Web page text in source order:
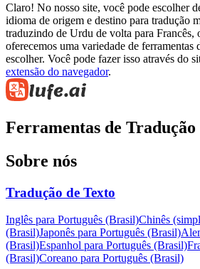
Claro! No nosso site, você pode escolher
idioma de origem e destino para tradução
traduzindo de Urdu de volta para Francês,
oferecemos uma variedade de ferramentas
escolher. Você pode fazer isso através do
extensão do navegador.
Ferramentas de Tradução
Sobre nós
Tradução de Texto
Inglês para Português (Brasil)Chinês
(Brasil)Japonês para Português (Brasil)
(Brasil)Espanhol para Português (Brasil)
(Brasil)Coreano para Português (Brasil)